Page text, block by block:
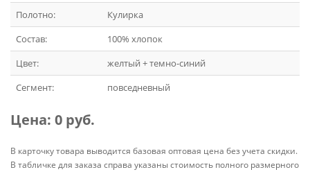
Полотно:
Кулирка
Состав:
100% хлопок
Цвет:
желтый + темно-синий
Сегмент:
повседневный
Цена: 0 руб.
В карточку товара выводится базовая оптовая цена без учета скидки.
В табличке для заказа справа указаны стоимость полного размерного